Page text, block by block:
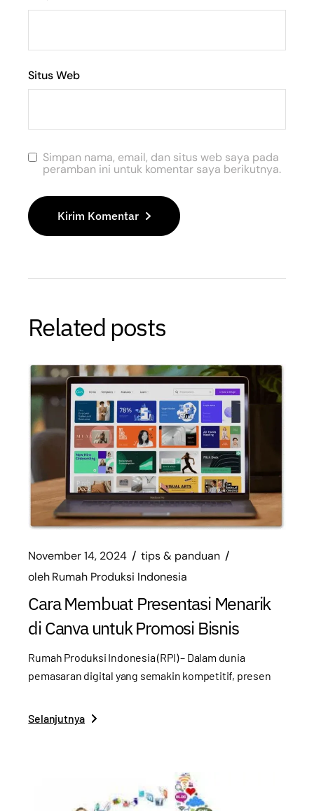
Situs Web
Simpan nama, email, dan situs web saya pada
peramban ini untuk komentar saya berikutnya.
Kirim Komentar
Related posts
November 14, 2024
tips & panduan
olehRumah Produksi Indonesia
Cara Membuat Presentasi Menarik
di Canva untuk Promosi Bisnis
Rumah Produksi Indonesia (RPI) – Dalam dunia
pemasaran digital yang semakin kompetitif, presen
Selanjutnya